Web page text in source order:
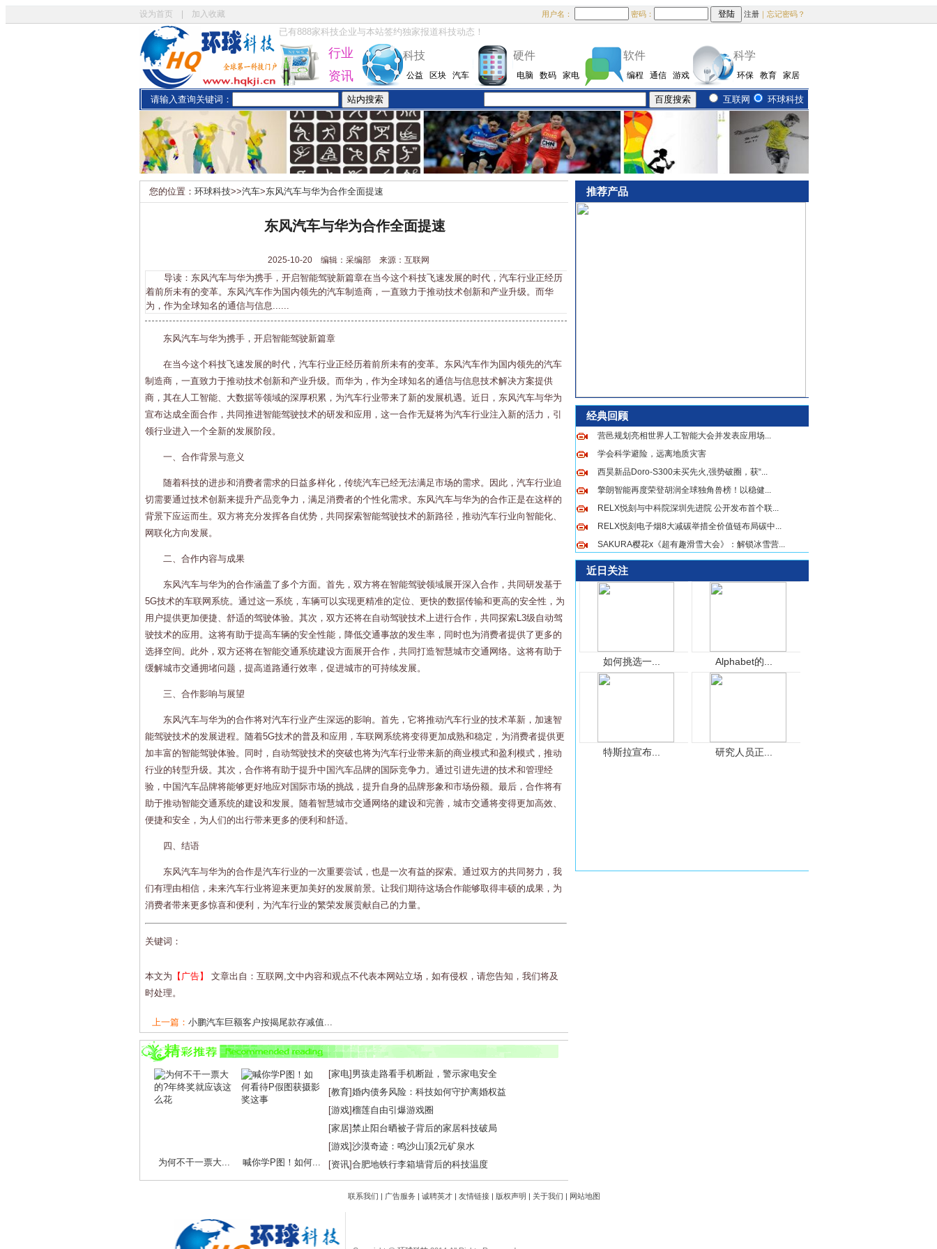
设为首页 加入收藏 用户名： 密码： 注册 ｜忘记密码？
已有888家科技企业与本站签约独家报道科技动态！
行业
资讯
科技
公益 区块 汽车
硬件
电脑 数码 家电
软件
编程 通信 游戏
科学
环保 教育 家居
请输入查询关键词： 互联网 环球科技
您的位置： 环球科技>>汽车>东风汽车与华为合作全面提速
东风汽车与华为合作全面提速
2025-10-20 编辑：采编部 来源：互联网
导读：东风汽车与华为携手，开启智能驾驶新篇章在当今这个科技飞速发展的时代，汽车行业正经历
着前所未有的变革。东风汽车作为国内领先的汽车制造商，一直致力于推动技术创新和产业升级。而华
为，作为全球知名的通信与信息......
东风汽车与华为携手，开启智能驾驶新篇章
在当今这个科技飞速发展的时代，汽车行业正经历着前所未有的变革。东风汽车作为国内领先的汽车
制造商，一直致力于推动技术创新和产业升级。而华为，作为全球知名的通信与信息技术解决方案提供
商，其在人工智能、大数据等领域的深厚积累，为汽车行业带来了新的发展机遇。近日，东风汽车与华为
宣布达成全面合作，共同推进智能驾驶技术的研发和应用，这一合作无疑将为汽车行业注入新的活力，引
领行业进入一个全新的发展阶段。
一、合作背景与意义
随着科技的进步和消费者需求的日益多样化，传统汽车已经无法满足市场的需求。因此，汽车行业迫
切需要通过技术创新来提升产品竞争力，满足消费者的个性化需求。东风汽车与华为的合作正是在这样的
背景下应运而生。双方将充分发挥各自优势，共同探索智能驾驶技术的新路径，推动汽车行业向智能化、
网联化方向发展。
二、合作内容与成果
东风汽车与华为的合作涵盖了多个方面。首先，双方将在智能驾驶领域展开深入合作，共同研发基于
5G技术的车联网系统。通过这一系统，车辆可以实现更精准的定位、更快的数据传输和更高的安全性，为
用户提供更加便捷、舒适的驾驶体验。其次，双方还将在自动驾驶技术上进行合作，共同探索L3级自动驾
驶技术的应用。这将有助于提高车辆的安全性能，降低交通事故的发生率，同时也为消费者提供了更多的
选择空间。此外，双方还将在智能交通系统建设方面展开合作，共同打造智慧城市交通网络。这将有助于
缓解城市交通拥堵问题，提高道路通行效率，促进城市的可持续发展。
三、合作影响与展望
东风汽车与华为的合作将对汽车行业产生深远的影响。首先，它将推动汽车行业的技术革新，加速智
能驾驶技术的发展进程。随着5G技术的普及和应用，车联网系统将变得更加成熟和稳定，为消费者提供更
加丰富的智能驾驶体验。同时，自动驾驶技术的突破也将为汽车行业带来新的商业模式和盈利模式，推动
行业的转型升级。其次，合作将有助于提升中国汽车品牌的国际竞争力。通过引进先进的技术和管理经
验，中国汽车品牌将能够更好地应对国际市场的挑战，提升自身的品牌形象和市场份额。最后，合作将有
助于推动智能交通系统的建设和发展。随着智慧城市交通网络的建设和完善，城市交通将变得更加高效、
便捷和安全，为人们的出行带来更多的便利和舒适。
四、结语
东风汽车与华为的合作是汽车行业的一次重要尝试，也是一次有益的探索。通过双方的共同努力，我
们有理由相信，未来汽车行业将迎来更加美好的发展前景。让我们期待这场合作能够取得丰硕的成果，为
消费者带来更多惊喜和便利，为汽车行业的繁荣发展贡献自己的力量。
关键词：
本文为 【广告】
文章出自：互联网,文中内容和观点不代表本网站立场，如有侵权，请您告知，我们将及
时处理。
上一篇： 小鹏汽车巨额客户按揭尾款存减值...
下一篇：金秋十月，车企角逐新车型——15...
为何不干一票大... 喊你学P图！如何...
[家电] 男孩走路看手机断趾，警示家电安全
[教育]婚内债务风险：科技如何守护离婚权益
[游戏]榴莲自由引爆游戏圈
[家居]禁止阳台晒被子背后的家居科技破局
[游戏]沙漠奇迹：鸣沙山顶2元矿泉水
[资讯]合肥地铁行李箱墙背后的科技温度
推荐产品
经典回顾
营邑规划亮相世界人工智能大会并发表应用场...
学会科学避险，远离地质灾害
西昊新品Doro-S300未买先火,强势破圈，获“...
擎朗智能再度荣登胡润全球独角兽榜！以稳健...
RELX悦刻与中科院深圳先进院 公开发布首个联...
RELX悦刻电子烟8大减碳举措全价值链布局碳中...
SAKURA樱花x《超有趣滑雪大会》：解锁冰雪营...
近日关注
如何挑选一... Alphabet的...
特斯拉宣布... 研究人员正...
联系我们 | 广告服务 | 诚聘英才 | 友情链接 | 版权声明 | 关于我们 | 网站地图